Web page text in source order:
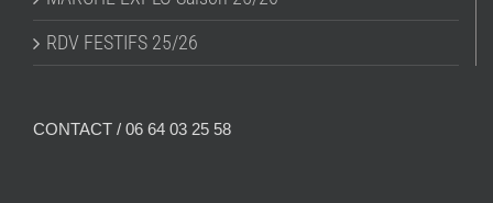
RDV FESTIFS 25/26
CONTACT / 06 64 03 25 58